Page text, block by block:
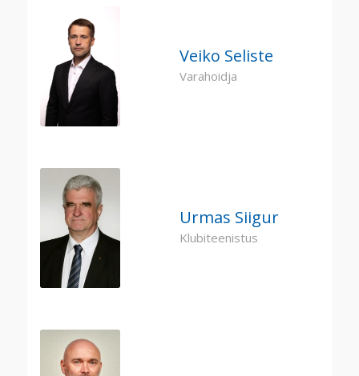
Veiko Seliste
Varahoidja
Urmas Siigur
Klubiteenistus